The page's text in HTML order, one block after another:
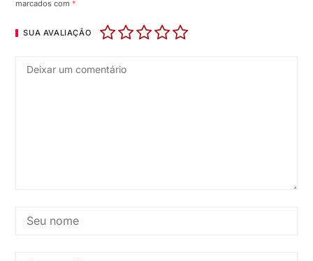
marcados com*
SUA AVALIAÇÃO